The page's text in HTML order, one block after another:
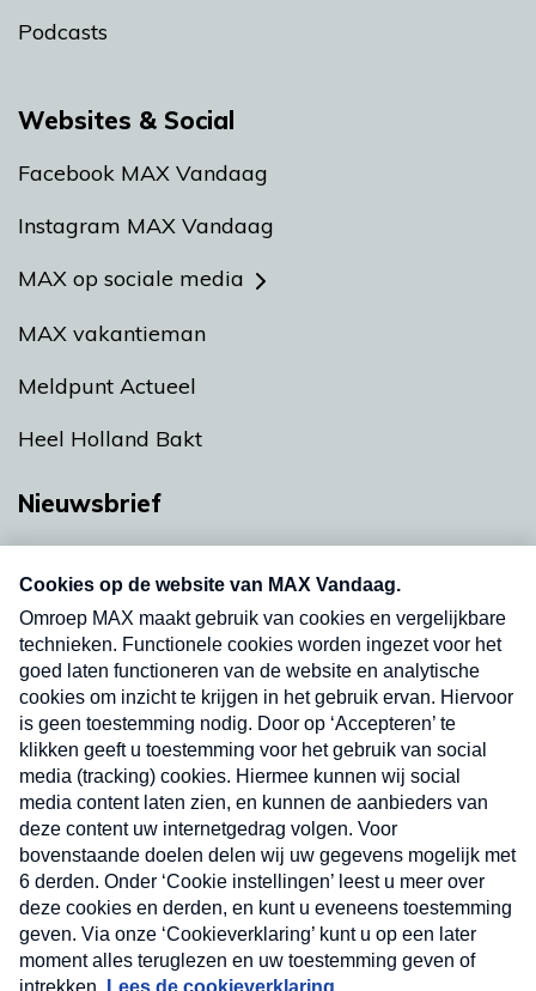
Podcasts
Websites & Social
Facebook MAX Vandaag
Instagram MAX Vandaag
MAX op sociale media
MAX vakantieman
Meldpunt Actueel
Heel Holland Bakt
Nieuwsbrief
Neem hier een gratis abonnement op onze
nieuwsbrief. Elke vrijdag- en dinsdagochtend in
uw mailbox.
Verzend
Nieuwsbrief
Neem hier een gratis abonnement op onze
nieuwsbrief. Elke vrijdag- en dinsdagochtend in uw